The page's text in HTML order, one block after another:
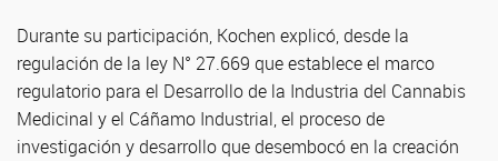
Durante su participación, Kochen explicó, desde la
regulación de la ley N° 27.669 que establece el marco
regulatorio para el Desarrollo de la Industria del Cannabis
Medicinal y el Cáñamo Industrial, el proceso de
investigación y desarrollo que desembocó en la creación